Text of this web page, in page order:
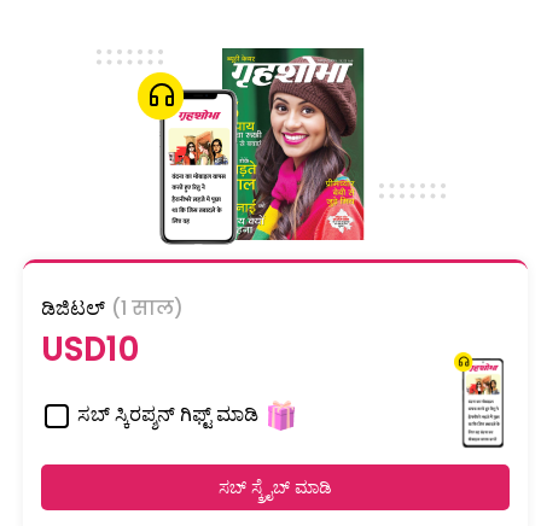
ಡಿಜಿಟಲ್ (1 साल)
USD10
ಸಬ್ ಸ್ಕಿರಪ್ಶನ್ ಗಿಫ್ಟ್ ಮಾಡಿ
ಸಬ್ ಸ್ಕ್ರೈಬ್ ಮಾಡಿ